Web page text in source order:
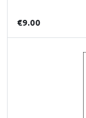
€9.00